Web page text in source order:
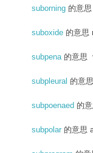
suborning 的意思
suboxide 的意思
subpena 的意思
subpleural 的意思
subpoenaed 的
subpolar 的意思